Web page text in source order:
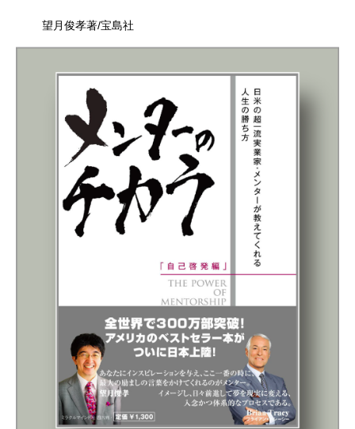
望月俊孝著/宝島社